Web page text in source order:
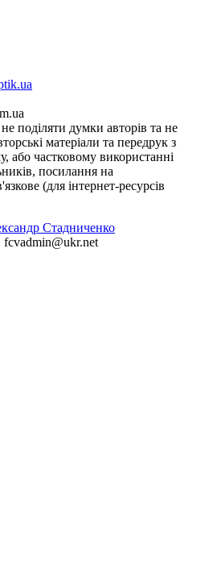
поділяти думки авторів та не
матеріали та передрук з
або частковому використанні
посилання на
(для інтернет-ресурсів
Стадниченко
fcvadmin@ukr.net